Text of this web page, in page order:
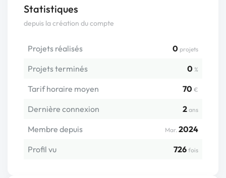
Statistiques
depuis la création du compte
Projets réalisés 0 projets
Projets terminés 0 %
Tarif horaire moyen 70 €
Dernière connexion 2 ans
Membre depuis Mar. 2024
Profil vu
726 fois